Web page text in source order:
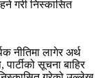
गरी निस्कासित
नीतिमा लागेर अर्थ
सूचना बाहिर